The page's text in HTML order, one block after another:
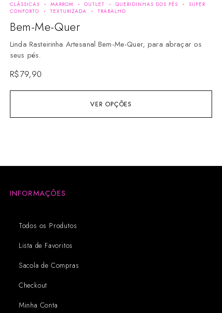
VER OPÇÕES
CLÁSSICAS MARROM OUTLET QUERIDINHAS DOS PÉS
SUPER
CONFORTO
TEXTURIZADA TRABALHO
Bem-Me-Quer
Linda Rasteirinha Artesanal Bem-Me-Quer, para abraçar os
seus pés.
R$79,90
INFORMAÇÕES
Todos os Produtos
Lista de Favoritos
Sacola de Compras
Checkout
Minha Conta